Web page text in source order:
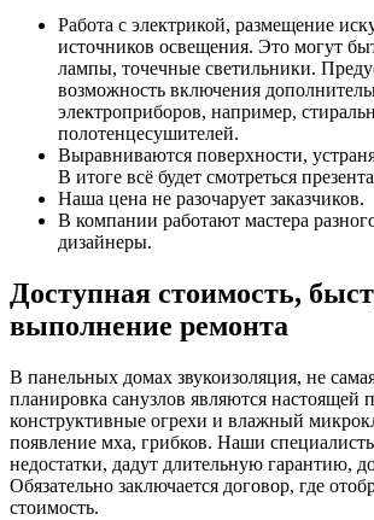
Работа с электрикой, размещение
источников освещения. Это могут
лампы, точечные светильники.
возможность включения
электроприборов, например,
полотенцесушителей.
Выравниваются поверхности,
В итоге всё будет смотреться
Наша цена не разочарует заказчиков.
В компании работают мастера
дизайнеры.
Доступная стоимость,
выполнение ремонта
В панельных домах звукоизоляция, не
планировка санузлов являются
конструктивные огрехи и влажный
появление мха, грибков. Наши
недостатки, дадут длительную гарантию,
Обязательно заключается договор, где
стоимость.